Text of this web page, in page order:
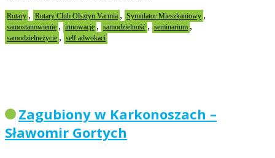
Rotary , Rotary Club Olsztyn Varmia , Symulator Mieszkaniowy ,
samostanowienie , innowacje , samodzielność , seminarium ,
samodzielneżycie , self adwokaci
Zagubiony w Karkonoszach –
Sławomir Gortych